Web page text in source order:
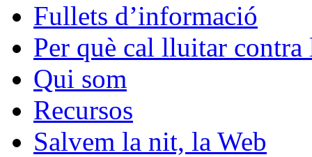
Fullets d’informació
Per què cal lluitar
Qui som
Recursos
Salvem la nit, la Web